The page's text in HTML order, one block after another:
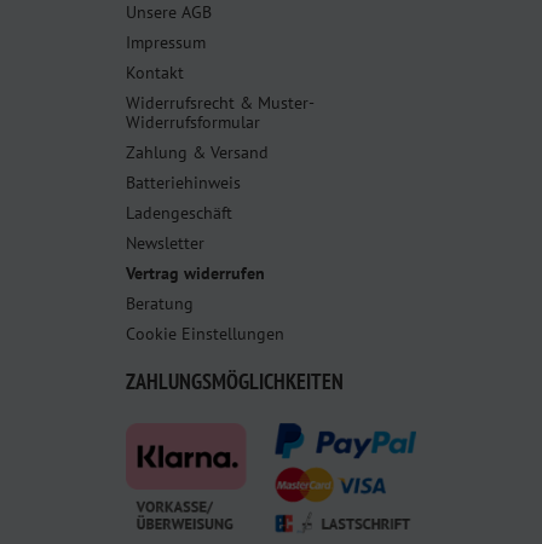
Unsere AGB
Impressum
Kontakt
Widerrufsrecht & Muster-
Widerrufsformular
Zahlung & Versand
Batteriehinweis
Ladengeschäft
Newsletter
Vertrag widerrufen
Beratung
Cookie Einstellungen
ZAHLUNGSMÖGLICHKEITEN